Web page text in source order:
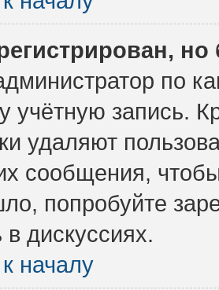
по
учётную запись.
удаляют
сообщения,
попробуйте
в дискуссиях.
началу